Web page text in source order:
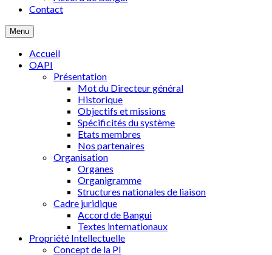
Contact
Menu
Accueil
OAPI
Présentation
Mot du Directeur général
Historique
Objectifs et missions
Spécificités du système
Etats membres
Nos partenaires
Organisation
Organes
Organigramme
Structures nationales de liaison
Cadre juridique
Accord de Bangui
Textes internationaux
Propriété Intellectuelle
Concept de la PI